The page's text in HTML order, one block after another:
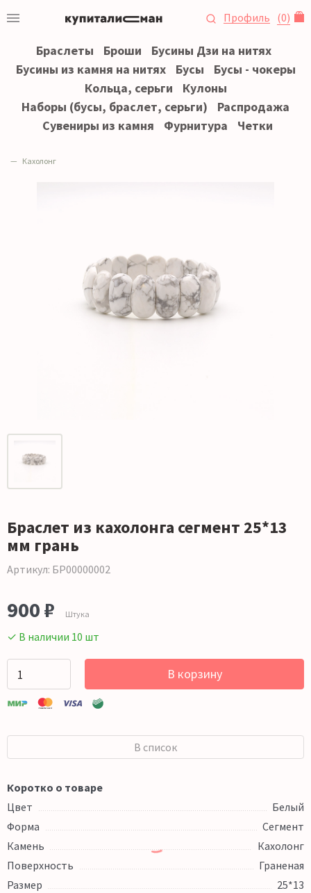
Профиль (0)
Браслеты Броши
Бусины Дзи на нитях
Бусины из камня на нитях
Бусы
Бусы - чокеры
Кольца, серьги
Кулоны
Наборы (бусы, браслет, серьги)
Распродажа
Сувениры из камня
Фурнитура Четки
Кахолонг
Браслет из кахолонга сегмент 25*13
мм грань
Артикул: БР00000002
900 ₽ Штука
✓ В наличии 10 шт
В корзину
В список
Коротко о товаре
Цвет
Белый
Форма
Сегмент
Камень
Кахолонг
Поверхность
Граненая
Размер
25*13